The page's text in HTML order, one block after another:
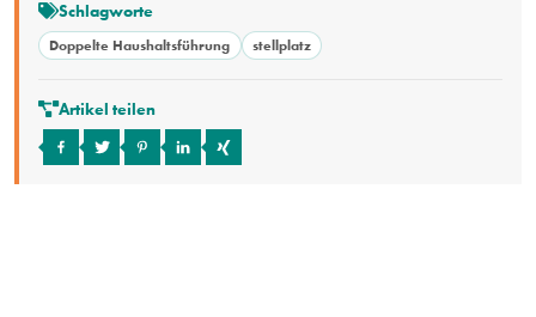
Schlagworte
Doppelte Haushaltsführung stellplatz
Artikel teilen